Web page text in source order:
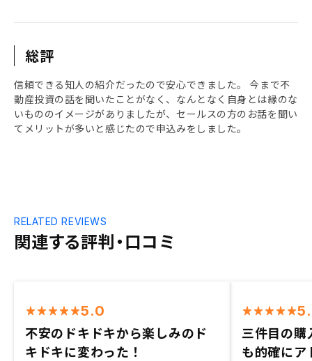
総評
信頼できる知人の紹介だったので安心できました。 今まで不
動産投資の話を聞いたことがなく、なんとなく自身とは縁のな
いもののイメージがありましたが、セールスの方のお話を聞い
てメリットが多いと感じたので申込みをしました。
関連する評判・口コミ
RELATED REVIEWS
5.0
不安のドキドキから楽しみのド
キドキに変わった！
三件目の購
も的確にア